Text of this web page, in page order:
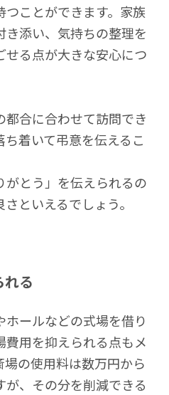
ことができます。家族
添い、気持ちの整理を
せる点が大きな安心につ
都合に合わせて訪問でき
着いて弔意を伝えるこ
とう」を伝えられるの
といえるでしょう。
る
ールなどの式場を借り
用を抑えられる点もメ
の使用料は数万円から
、その分を削減できる